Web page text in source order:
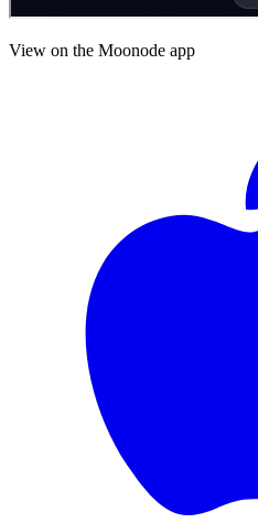
View on the Moonode app